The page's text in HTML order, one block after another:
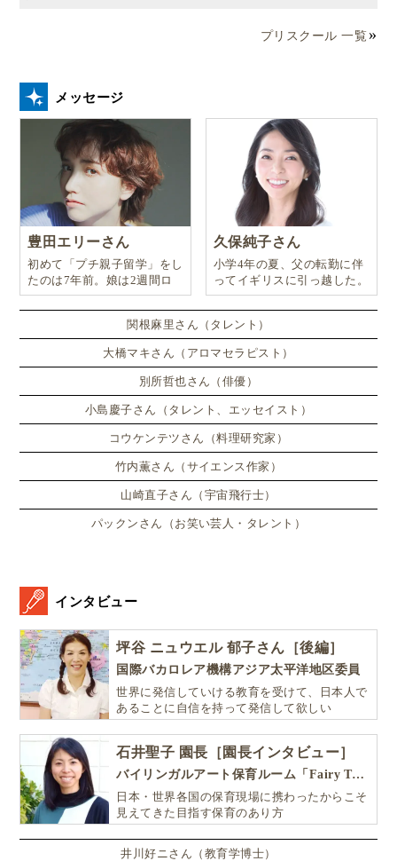
プリスクール 一覧
メッセージ
豊田エリーさん
初めて「プチ親子留学」をし
たのは7年前。娘は2週間ロ
ンドンのサマースクールに通
い、英語劇に挑戦したり、
久保純子さん
小学4年の夏、父の転勤に伴
ってイギリスに引っ越した。
関根麻里さん（タレント）
大橋マキさん（アロマセラピスト）
別所哲也さん（俳優）
小島慶子さん（タレント、エッセイスト）
コウケンテツさん（料理研究家）
竹内薫さん（サイエンス作家）
山崎直子さん（宇宙飛行士）
パックンさん（お笑い芸人・タレント）
インタビュー
坪谷 ニュウエル 郁子さん［後編］
国際バカロレア機構アジア太平洋地区委員
世界に発信していける教育を受けて、日本人で
あることに自信を持って発信して欲しい
石井聖子 園長［園長インタビュー］
バイリンガルアート保育ルーム「Fairy Tale（フェアリーテイル）」
日本・世界各国の保育現場に携わったからこそ
見えてきた目指す保育のあり方
井川好ニさん（教育学博士）